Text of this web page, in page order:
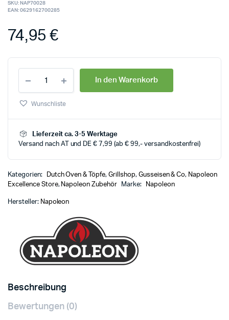
SKU: NAP70028
EAN:0629162700285
74,95€
In den Warenkorb
Wunschliste
Lieferzeit ca. 3-5 Werktage
Versand nach AT und DE € 7,99 (ab € 99,- versandkostenfrei)
Kategorien: Dutch Oven & Töpfe,Grillshop, Gusseisen & Co, Napoleon
Excellence Store, Napoleon Zubehör Marke: Napoleon
Hersteller: Napoleon
Beschreibung
Bewertungen (0)